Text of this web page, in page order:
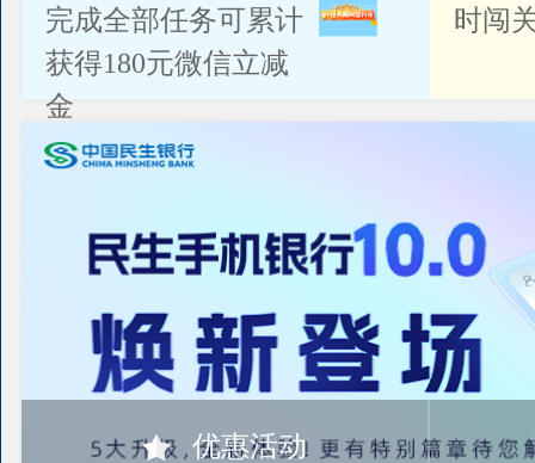
完成全部任务可累计
获得180元微信立减
金
时闯
优惠活动